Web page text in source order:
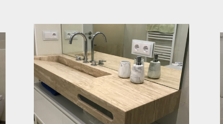
LOJA ONLINE
PROJETOS
CONTACTOS
SEARCH